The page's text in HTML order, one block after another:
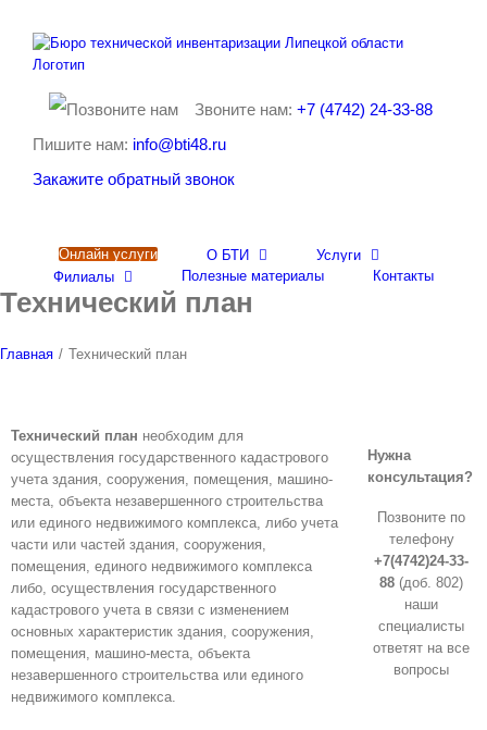
content
Звоните нам: +7 (4742) 24-33-88
Пишите нам: info@bti48.ru
Закажите обратный звонок
Онлайн услуги О БТИ
Услуги
Филиалы
Полезные материалы Контакты
Технический план
Главная / Технический план
Технический план необходим для
осуществления государственного кадастрового
учета здания, сооружения, помещения, машино-
места, объекта незавершенного строительства
или единого недвижимого комплекса, либо учета
части или частей здания, сооружения,
помещения, единого недвижимого комплекса
либо, осуществления государственного
кадастрового учета в связи с изменением
основных характеристик здания, сооружения,
помещения, машино-места, объекта
незавершенного строительства или единого
недвижимого комплекса.
Нужна
консультация?
Позвоните по
телефону
+7(4742)24-33-
88(доб. 802)
наши
специалисты
ответят на все
вопросы